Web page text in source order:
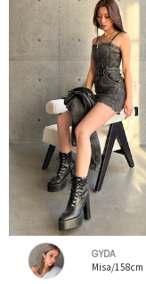
GYDA
Misa/158cm